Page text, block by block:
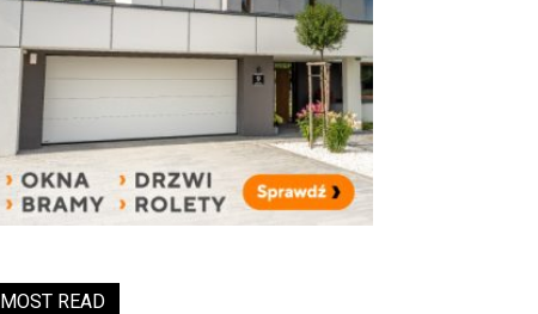
MOST READ